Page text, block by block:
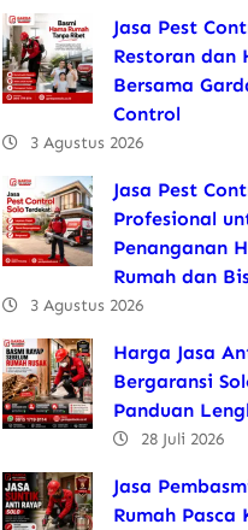
Jasa Pest
Restoran dan
Bersama
Control
3 Agustus 2026
Jasa Pest
Profesional
Penanganan
Rumah dan
3 Agustus 2026
Harga Jasa
Bergaransi
Panduan
28 Juli 2026
Jasa
Rumah Pasca